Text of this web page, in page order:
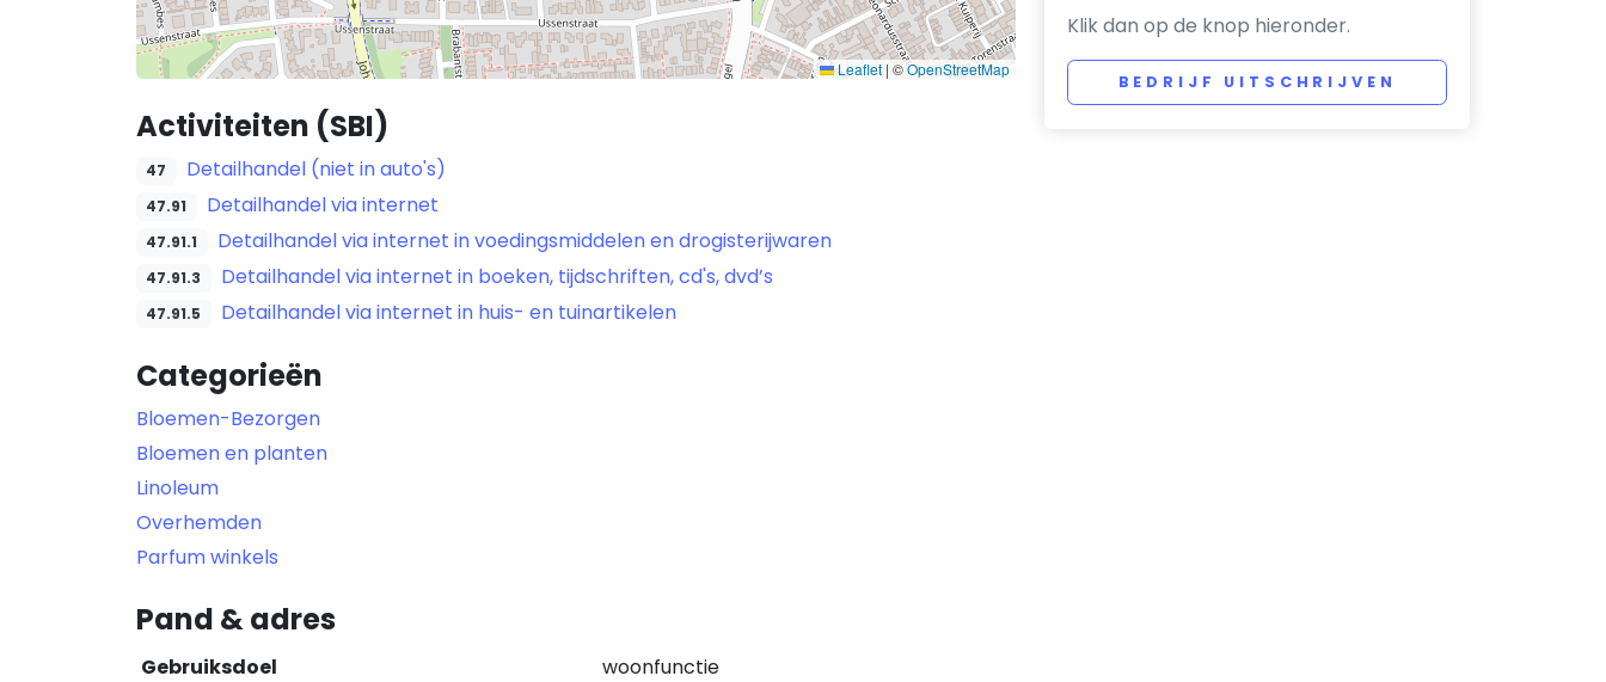
Leaflet | ©OpenStreetMap
Activiteiten (SBI)
47 Detailhandel (niet in auto's)
47.91 Detailhandel via internet
47.91.1 Detailhandel via internet in voedingsmiddelen en drogisterijwaren
47.91.3 Detailhandel via internet in boeken, tijdschriften, cd's, dvd’s
47.91.5 Detailhandel via internet in huis- en tuinartikelen
Categorieën
Bloemen-Bezorgen
Bloemen en planten
Linoleum
Overhemden
Parfum winkels
Pand & adres
Gebruiksdoel
woonfunctie
Klik dan op de knop hieronder.
BEDRIJF UITSCHRIJVEN